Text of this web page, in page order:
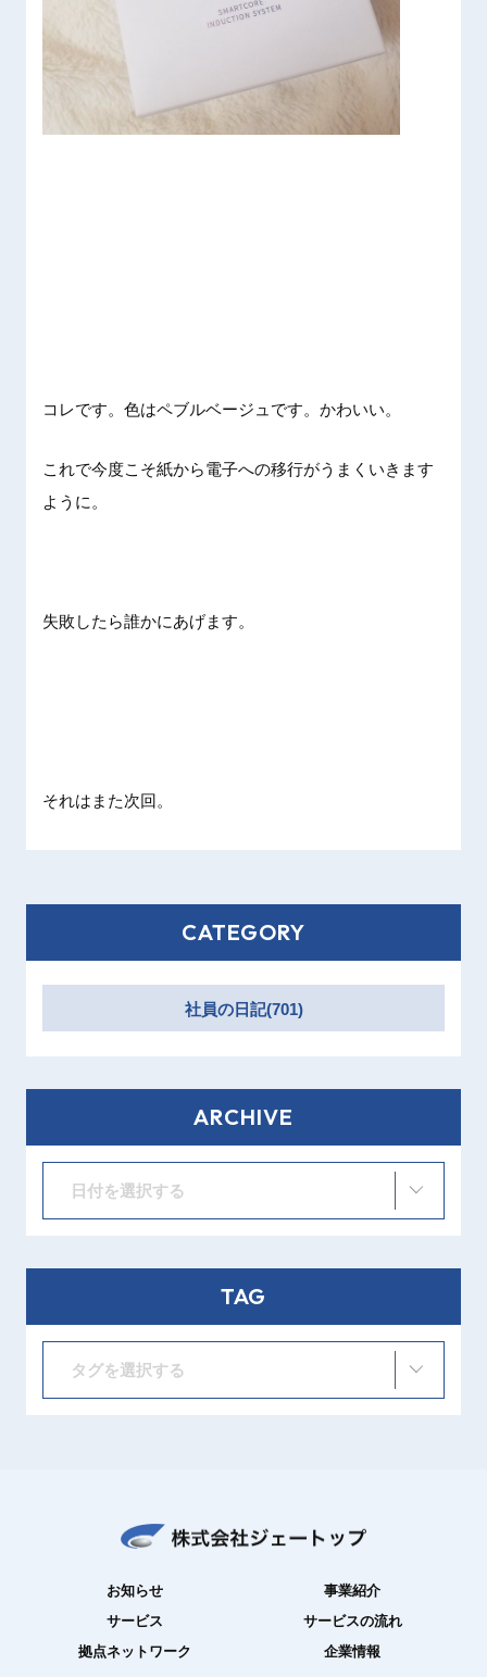
コレです。色はペブルベージュです。かわいい。
これで今度こそ紙から電子への移行がうまくいきます
ように。
失敗したら誰かにあげます。
それはまた次回。
CATEGORY
社員の日記(701)
ARCHIVE
日付を選択する
TAG
タグを選択する
お知らせ
事業紹介
サービス
サービスの流れ
拠点ネットワーク
企業情報